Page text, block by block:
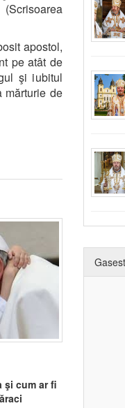
apostol,
pe atât de
şi iubitul
mărturie de
şi cum ar fi